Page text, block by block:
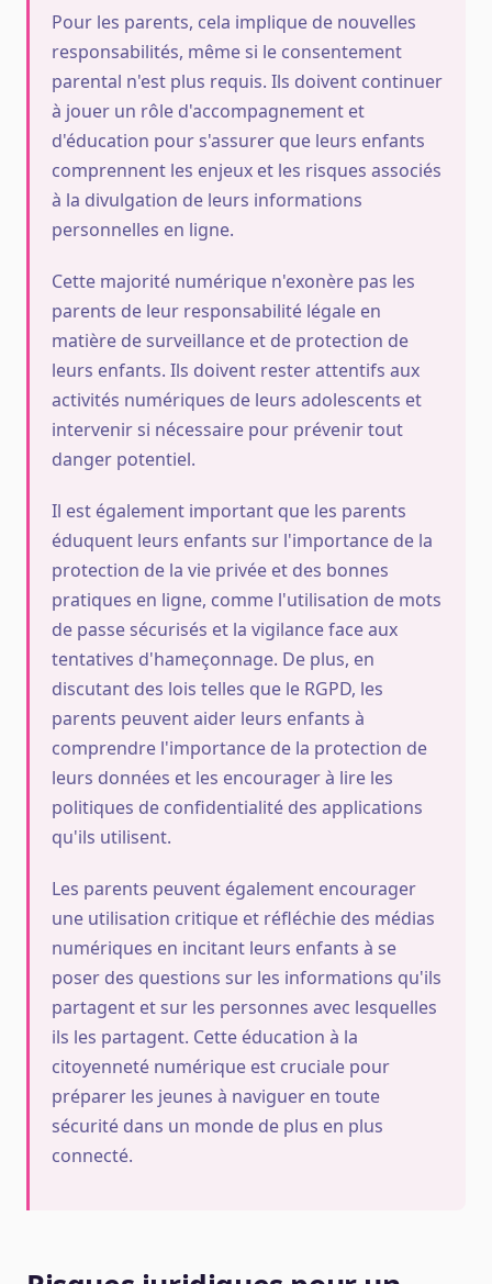
Pour les parents, cela implique de nouvelles
responsabilités, même si le consentement
parental n'est plus requis. Ils doivent continuer
à jouer un rôle d'accompagnement et
d'éducation pour s'assurer que leurs enfants
comprennent les enjeux et les risques associés
à la divulgation de leurs informations
personnelles en ligne.
Cette majorité numérique n'exonère pas les
parents de leur responsabilité légale en
matière de surveillance et de protection de
leurs enfants. Ils doivent rester attentifs aux
activités numériques de leurs adolescents et
intervenir si nécessaire pour prévenir tout
danger potentiel.
Il est également important que les parents
éduquent leurs enfants sur l'importance de la
protection de la vie privée et des bonnes
pratiques en ligne, comme l'utilisation de mots
de passe sécurisés et la vigilance face aux
tentatives d'hameçonnage. De plus, en
discutant des lois telles que le RGPD, les
parents peuvent aider leurs enfants à
comprendre l'importance de la protection de
leurs données et les encourager à lire les
politiques de confidentialité des applications
qu'ils utilisent.
Les parents peuvent également encourager
une utilisation critique et réfléchie des médias
numériques en incitant leurs enfants à se
poser des questions sur les informations qu'ils
partagent et sur les personnes avec lesquelles
ils les partagent. Cette éducation à la
citoyenneté numérique est cruciale pour
préparer les jeunes à naviguer en toute
sécurité dans un monde de plus en plus
connecté.